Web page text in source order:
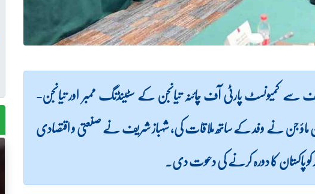
سے کمیونسٹ پارٹی آف چائنہ تیانجن کے سٹینڈنگ ممبر اور تیانجن-
ماؤ جن نے وفد کے ساتھ ملاقات کی، شہباز شریف نے صنعتی و اقتصادی
پاکستان کا دورہ کرنے کی دعوت دی۔